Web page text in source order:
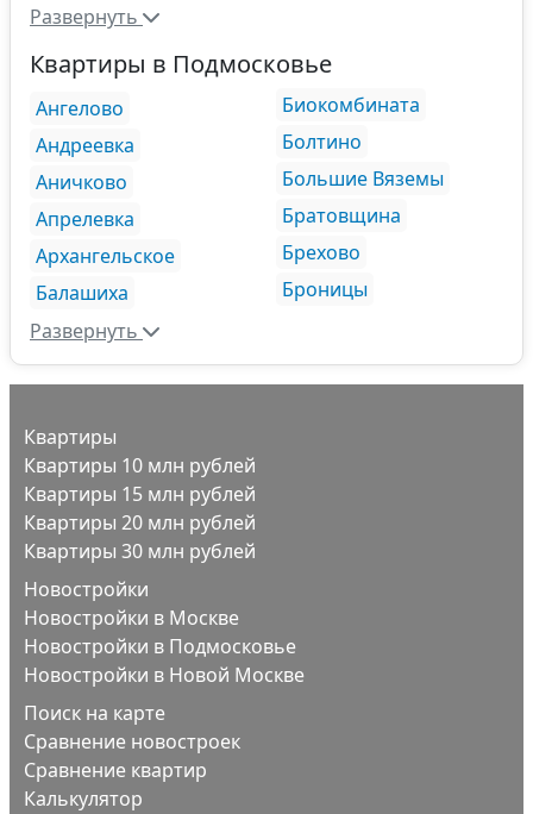
Развернуть
Квартиры в Подмосковье
Ангелово
Андреевка
Аничково
Апрелевка
Архангельское
Балашиха
Биокомбината
Болтино
Большие Вяземы
Братовщина
Брехово
Броницы
Развернуть
Квартиры
Квартиры 10 млн рублей
Квартиры 15 млн рублей
Квартиры 20 млн рублей
Квартиры 30 млн рублей
Новостройки
Новостройки в Москве
Новостройки в Подмосковье
Новостройки в Новой Москве
Поиск на карте
Сравнение новостроек
Сравнение квартир
Калькулятор